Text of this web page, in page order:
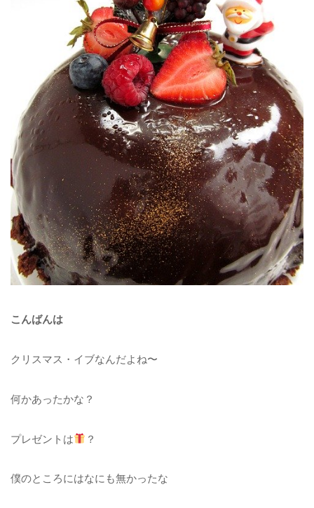
こんばんは
クリスマス・イブなんだよね〜
何かあったかな？
プレゼントは ？
僕のところにはなにも無かったな